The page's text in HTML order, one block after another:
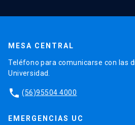
MESA CENTRAL
Teléfono para comunicarse con las
Universidad.
phone (56)95504 4000
EMERGENCIAS UC